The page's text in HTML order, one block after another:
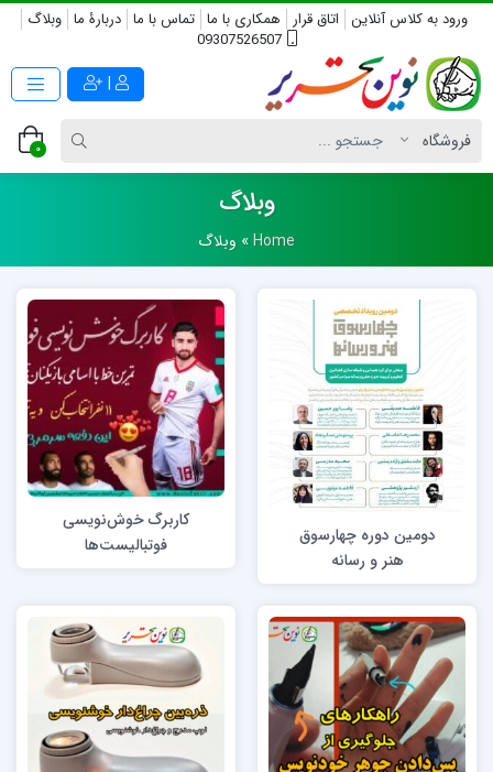
ورود به کلاس آنلاین اتاق قرار همکاری با ما تماس با ما دربارۀ ما وبلاگ
09307526507
|
0
وبلاگ
Home
» وبلاگ
دومین دوره چهارسوق
هنر و رسانه
کاربرگ خوش‌نویسی
فوتبالیست‌ها